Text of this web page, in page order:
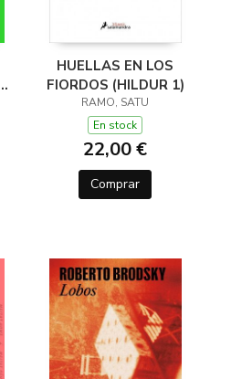
HUELLAS EN LOS
FIORDOS (HILDUR 1)
RAMO, SATU
En stock
22,00 €
Comprar